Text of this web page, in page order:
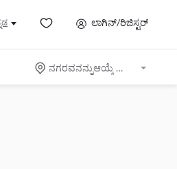
ಲಾಗಿನ್/ರಿಜಿಸ್ಟರ್
ನಗರವನನ್ನುಆಯ್ಕೆ ಮಾಡಿ